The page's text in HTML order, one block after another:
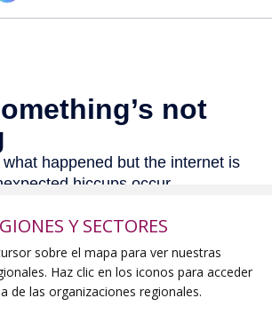
Y SECTORES
sobre el mapa para ver nuestras
Haz clic en los iconos para acceder
de las organizaciones regionales.